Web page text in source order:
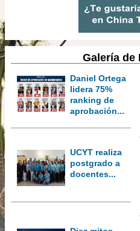
Galería de
Daniel Ortega
lidera 75%
ranking de
aprobación...
UCYT realiza
postgrado a
docentes...